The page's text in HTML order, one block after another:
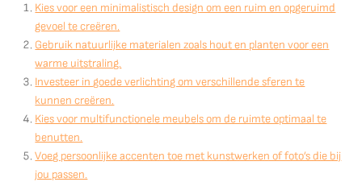
Kies voor een minimalistisch design om een ruim en opgeruimd
gevoel te creëren.
Gebruik natuurlijke materialen zoals hout en planten voor een
warme uitstraling.
Investeer in goede verlichting om verschillende sferen te
kunnen creëren.
Kies voor multifunctionele meubels om de ruimte optimaal te
benutten.
Voeg persoonlijke accenten toe met kunstwerken of foto’s die bij
jou passen.